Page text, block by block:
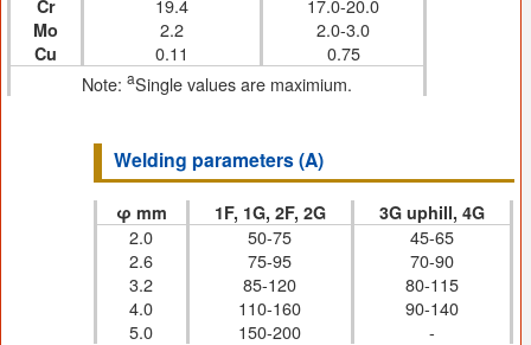
Cr 19.4 17.0-20.0
Mo 2.2 2.0-3.0
Cu 0.11
0.75
Note: aSingle values are maximium.
Welding parameters (A)
φ mm 1F, 1G, 2F, 2G 3G uphill, 4G
2.0 50-75
45-65
2.6
75-95
70-90
3.2
85-120
80-115
4.0
110-160
90-140
5.0
150-200 -